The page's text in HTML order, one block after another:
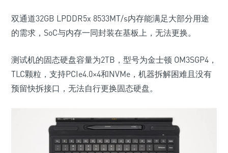
双通道32GB LPDDR5x 8533MT/s内存能满足大部分用途
的需求， SoC与内存一同封装在基板上，无法更换。
测试机的固态硬盘容量为2TB ，型号为金士顿 OM3SGP4 ，
TLC颗粒，支持PCIe4.0×4和NVMe ，机器拆解困难且没有
预留快拆接口，无法自行更换固态硬盘。